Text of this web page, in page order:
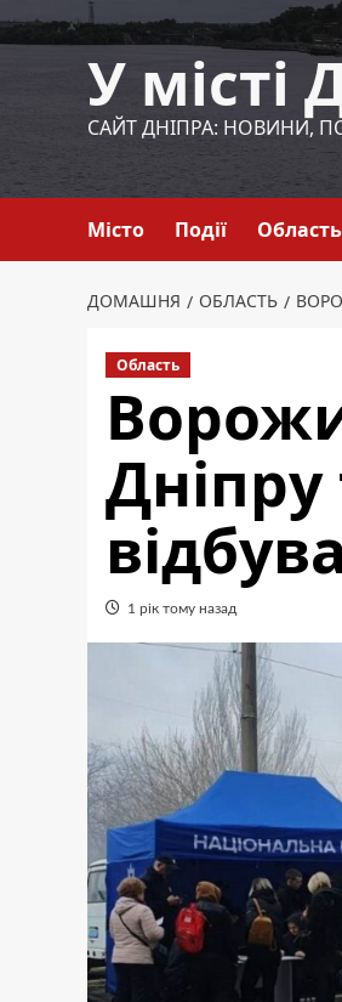
до
У місті
САЙТ ДНІПРА: НОВИНИ,
Місто Події Область
ДОМАШНЯ ОБЛАСТЬ
Область
1 рік тому назад